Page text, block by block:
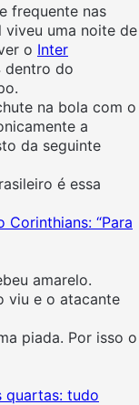
frequente nas
viveu uma noite de
o Inter
dentro do
na bola com o
a
da seguinte
é essa
Corinthians: “Para
amarelo.
viu e o atacante
piada. Por isso o
quartas: tudo